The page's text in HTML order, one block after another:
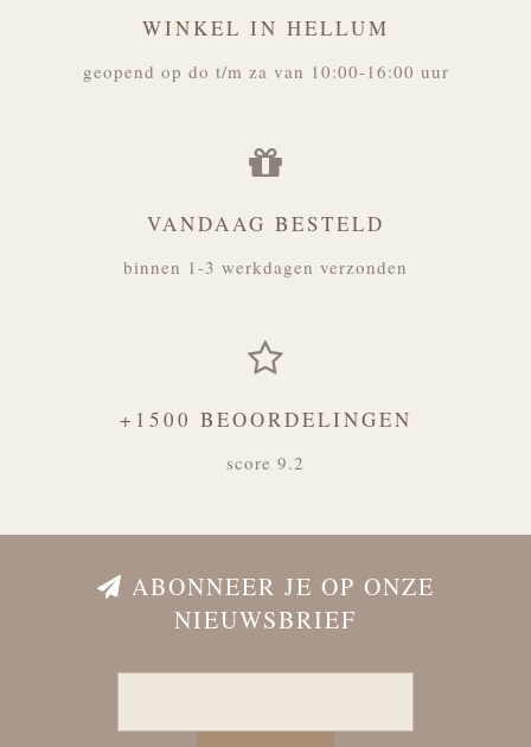
WINKEL IN HELLUM
geopend op do t/m za van 10:00-16:00 uur
VANDAAG BESTELD
binnen 1-3 werkdagen verzonden
+1500 BEOORDELINGEN
score 9.2
ABONNEER JE OP ONZE
NIEUWSBRIEF